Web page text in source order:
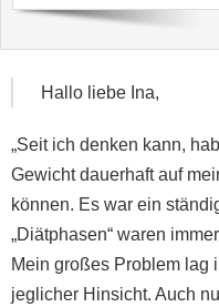
Mind-TV
Spezielle Therapien
Kosten
Patientenstimmen
Kontakt
Hallo liebe Ina,
„Seit ich denken kann,
Gewicht dauerhaft auf
können. Es war ein
„Diätphasen“ waren
Mein großes Problem lag
jeglicher Hinsicht. Auch